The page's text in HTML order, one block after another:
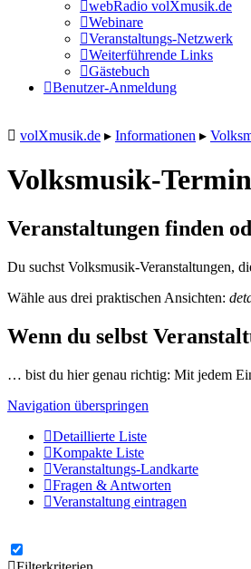
webRadio volXmusik.de
Webinare
Veranstaltungs-Netzwerk
Weiterführende Links
Gästebuch
Benutzer-Anmeldung
volXmusik.de ▸ Informationen ▸
Volksmusik-
Veranstaltungen finden
Du suchst Volksmusik-Veranstaltungen,
Wähle aus drei praktischen Ansichten:
Wenn du selbst
… bist du hier genau richtig: Mit jedem
Navigation überspringen
Detaillierte Liste
Kompakte Liste
Veranstaltungs-Landkarte
Fragen & Antworten
Veranstaltung eintragen